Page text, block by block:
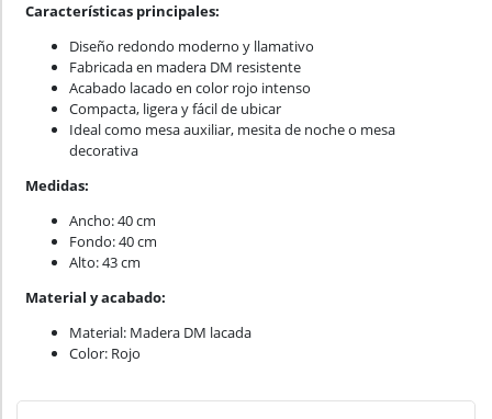
Características principales:
Diseño redondo moderno y llamativo
Fabricada en madera DM resistente
Acabado lacado en color rojo intenso
Compacta, ligera y fácil de ubicar
Ideal como mesa auxiliar, mesita de noche o mesa
decorativa
Medidas:
Ancho: 40 cm
Fondo: 40 cm
Alto: 43 cm
Material y acabado:
Material: Madera DM lacada
Color: Rojo